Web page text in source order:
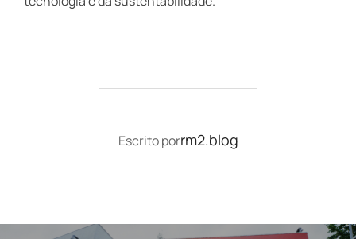
AUTOR DO POST
Escrito porrm2.blog